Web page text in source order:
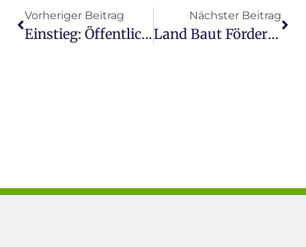
Vorheriger Beitrag
Einstieg: Öffentlichkeitsarbeit In Der Kommunalpolitik
Nächster Beitrag
Land Baut Förderung Für Kommunalen Klimaschutz Aus